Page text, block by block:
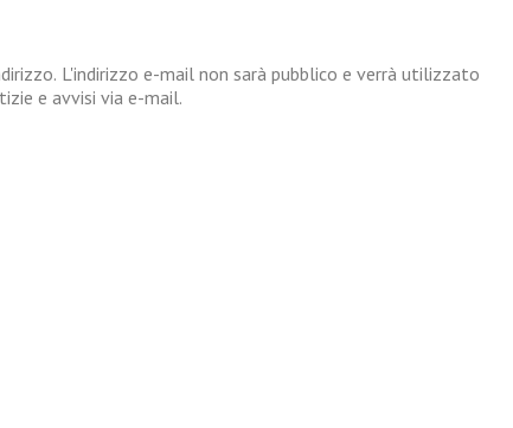
L'indirizzo e-mail non sarà pubblico e verrà utilizzato
e avvisi via e-mail.